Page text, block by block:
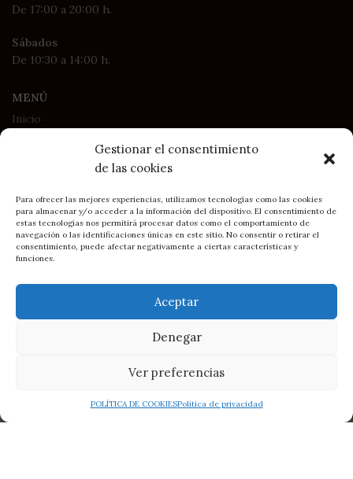
Gestionar el consentimiento
de las cookies
Para ofrecer las mejores experiencias, utilizamos tecnologías como las cookies
para almacenar y/o acceder a la información del dispositivo. El consentimiento de
estas tecnologías nos permitirá procesar datos como el comportamiento de
navegación o las identificaciones únicas en este sitio. No consentir o retirar el
consentimiento, puede afectar negativamente a ciertas características y
funciones.
Aceptar
Denegar
Ver preferencias
POLÍTICA DE COOKIESPolítica de privacidad
De 17:00 a 20:00 h.
Sábados
De 10:30 a 14:00 h.
MENÚ
Inicio
LEGAL
Política de Privacidad
Condiciones generales de contratación y compra
BRC Asturias - Belén Rodríguez Campo
incluido
disponibles